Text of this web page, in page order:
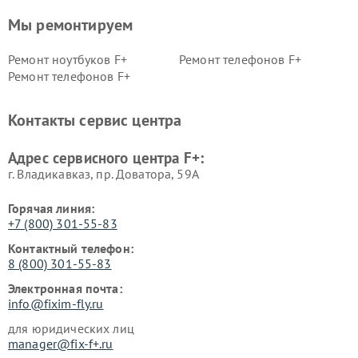
Мы ремонтируем
Ремонт ноутбуков F+
Ремонт телефонов F+
Ремонт телефонов F+
Контакты сервис центра
Адрес сервисного центра F+:
г. Владикавказ, пр. Доватора, 59А
Горячая линия:
+7 (800) 301-55-83
Контактный телефон:
8 (800) 301-55-83
Электронная почта:
info@fixim-fly.ru
для юридических лиц
manager@fix-f+.ru